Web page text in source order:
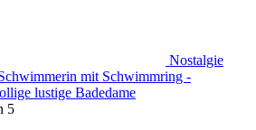
Nostalgie
mit Schwimmring -
lustige Badedame
5